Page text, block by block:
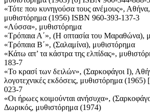
«Τότε που κυνηγούσα τους ανέμους»,
μυθιστόρημα (1956) ISBN 960-393-137-3
«Λύσσα», μυθιστόρημα
«Τρόπαια Α΄», (Η οπτασία του Μαραθώνα),
«Τρόπαια Β΄», (Σαλαμίνα), μυθιστόρημα
«Κάτω απ’ τα κάστρα της ελπίδας»,
183-7
«Το κρασί των δειλών», (Σαρκοφάγοι Ι),
λογοτεχνικές εκδόσεις, μυθιστόρημα
023-7
«Οι ήρωες κοιμούνται ανήσυχα»,
Δωρικός, μυθιστόρημα (1974)